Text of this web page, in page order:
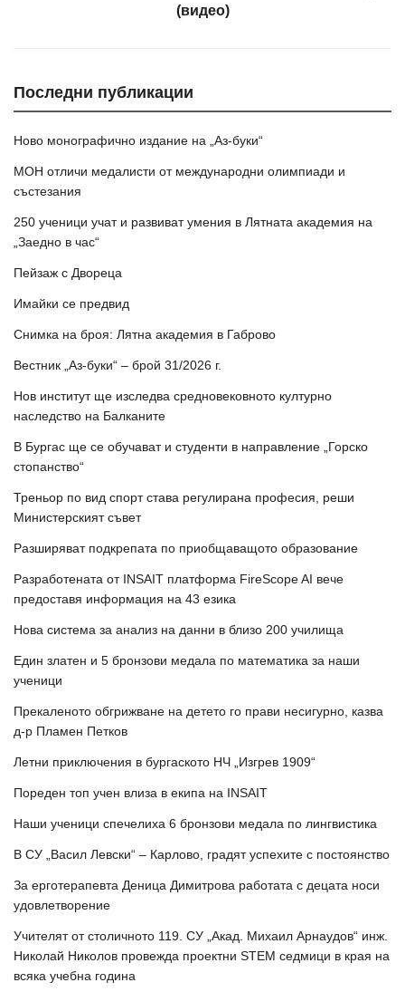
(видео)
Последни публикации
Ново монографично издание на „Аз-буки“
МОН отличи медалисти от международни олимпиади и
състезания
250 ученици учат и развиват умения в Лятната академия на
„Заедно в час“
Пейзаж с Двореца
Имайки се предвид
Снимка на броя: Лятна академия в Габрово
Вестник „Аз-буки“ – брой 31/2026 г.
Нов институт ще изследва средновековното културно
наследство на Балканите
В Бургас ще се обучават и студенти в направление „Горско
стопанство“
Треньор по вид спорт става регулирана професия, реши
Министерският съвет
Разширяват подкрепата по приобщаващото образование
Разработената от INSAIT платформа FireScope AI вече
предоставя информация на 43 езика
Нова система за анализ на данни в близо 200 училища
Един златен и 5 бронзови медала по математика за наши
ученици
Прекаленото обгрижване на детето го прави несигурно, казва
д-р Пламен Петков
Летни приключения в бургаското НЧ „Изгрев 1909“
Пореден топ учен влиза в екипа на INSAIT
Наши ученици спечелиха 6 бронзови медала по лингвистика
В СУ „Васил Левски“ – Карлово, градят успехите с постоянство
За ерготерапевта Деница Димитрова работата с децата носи
удовлетворение
Учителят от столичното 119. СУ „Акад. Михаил Арнаудов“ инж.
Николай Николов провежда проектни STEM седмици в края на
всяка учебна година